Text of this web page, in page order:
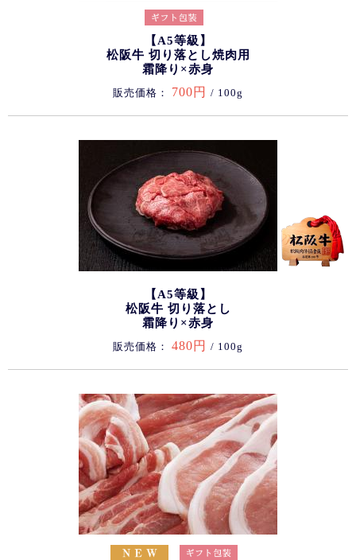
【A5等級】
松阪牛 切り落とし焼肉用
霜降り×赤身
販売価格： 700円 / 100g
【A5等級】
松阪牛 切り落とし
霜降り×赤身
販売価格： 480円 / 100g